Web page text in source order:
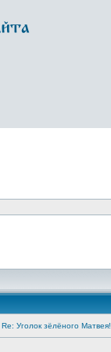
Re: Уголок зёлёного Матвея!